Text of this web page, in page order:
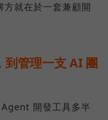
方就在於一套兼顧開
到管理一支 AI 團
開發工具多半